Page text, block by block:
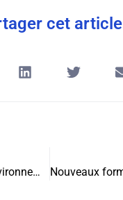
cet article
Maîtrise des Environnements Frigorifiques : L’Art de la Conservation à Basse Température